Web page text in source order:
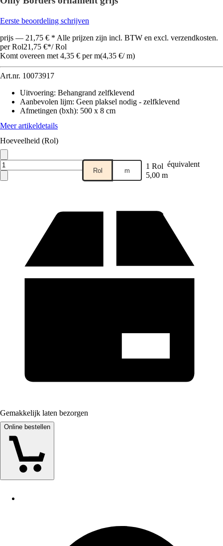
Eerste beoordeling schrijven
prijs — 21,75 € * Alle prijzen zijn incl. BTW en excl. verzendkosten.
per Rol21,75 €*/ Rol
Komt overeen met 4,35 € per m(4,35 €/ m)
Art.nr. 10073917
Uitvoering: Behangrand zelfklevend
Aanbevolen lijm: Geen plaksel nodig - zelfklevend
Afmetingen (bxh): 500 x 8 cm
Meer artikeldetails
Hoeveelheid (Rol)
Rol m 1 Rol équivalent
5,00 m
Gemakkelijk laten bezorgen
Online bestellen